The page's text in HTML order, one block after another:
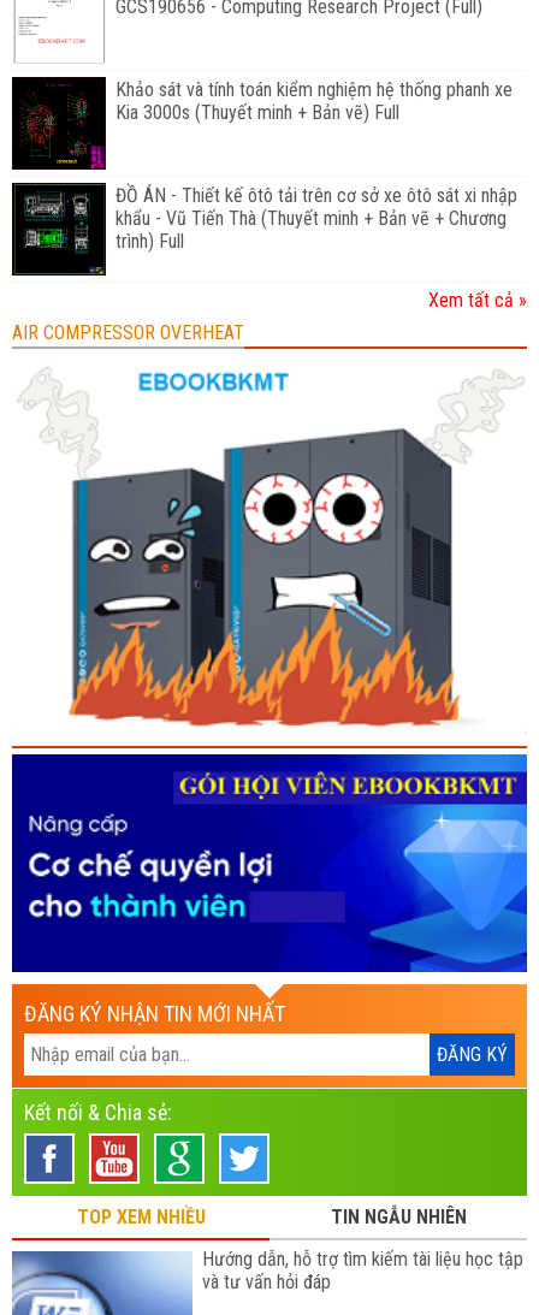
GCS190656 - Computing Research Project (Full)
Khảo sát và tính toán kiểm nghiệm hệ thống phanh xe
Kia 3000s (Thuyết minh + Bản vẽ) Full
ĐỒ ÁN - Thiết kế ôtô tải trên cơ sở xe ôtô sát xi nhập
khẩu - Vũ Tiến Thà (Thuyết minh + Bản vẽ + Chương
trình) Full
Xem tất cả »
AIR COMPRESSOR OVERHEAT
ĐĂNG KÝ NHẬN TIN MỚI NHẤT
Kết nối & Chia sẻ:
TOP XEM NHIỀU
TIN NGẪU NHIÊN
Hướng dẫn, hỗ trợ tìm kiếm tài liệu học tập
và tư vấn hỏi đáp